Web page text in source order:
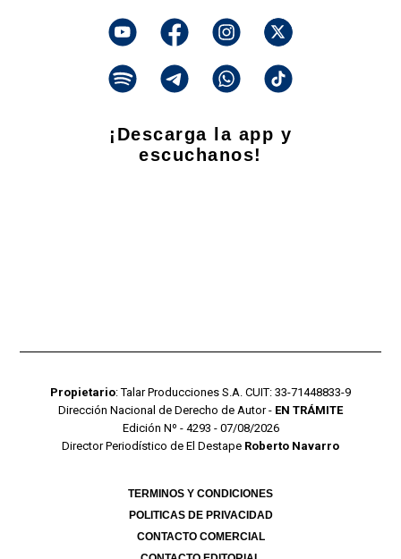
¡Descarga la app y
escuchanos!
Propietario: Talar Producciones S.A. CUIT: 33-71448833-9
Dirección Nacional de Derecho de Autor - EN TRÁMITE
Edición Nº - 4293 - 07/08/2026
Director Periodístico de El Destape Roberto Navarro
TERMINOS Y CONDICIONES
POLITICAS DE PRIVACIDAD
CONTACTO COMERCIAL